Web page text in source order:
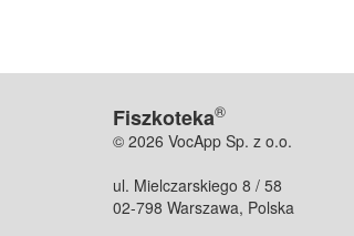
Fiszkoteka®
© 2026 VocApp Sp. z o.o.
ul. Mielczarskiego 8 / 58
02-798 Warszawa, Polska